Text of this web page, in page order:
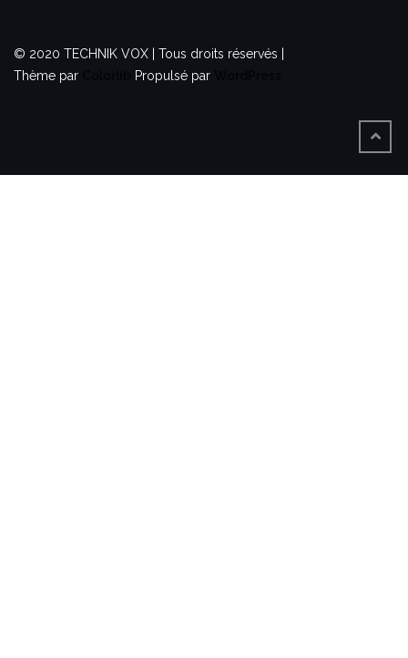
© 2020 TECHNIK VOX | Tous droits réservés |
Thème par
Propulsé par